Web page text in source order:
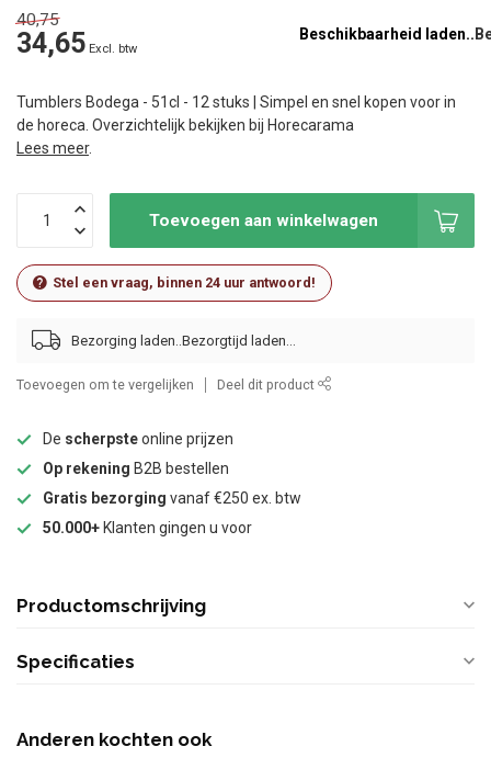
40,75
34,65 Excl. btw
Beschikbaarheid laden..
Tumblers Bodega - 51cl - 12 stuks | Simpel en snel kopen voor in
de horeca. Overzichtelijk bekijken bij Horecarama
Lees meer.
Toevoegen aan winkelwagen
Stel een vraag, binnen 24 uur antwoord!
Bezorging laden..
Toevoegen om te vergelijken Deel dit product
De scherpsteonline prijzen
Op rekening B2B bestellen
Gratis bezorging vanaf €250 ex. btw
50.000+ Klanten gingen u voor
Productomschrijving
Specificaties
Anderen kochten ook